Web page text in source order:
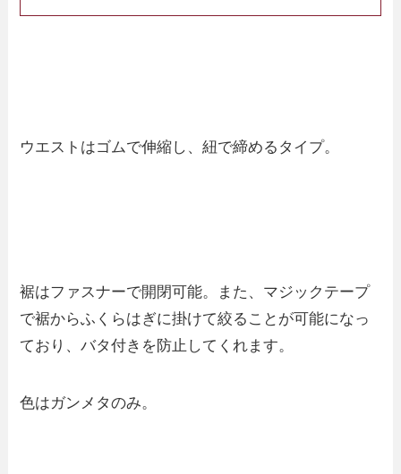
ウエストはゴムで伸縮し、紐で締めるタイプ。
裾はファスナーで開閉可能。また、マジックテープ
で裾からふくらはぎに掛けて絞ることが可能になっ
ており、バタ付きを防止してくれます。
色はガンメタのみ。